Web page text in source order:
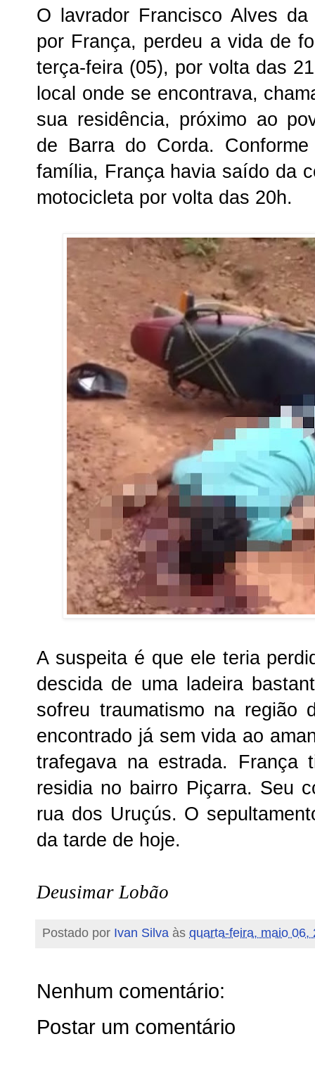
O lavrador Francisco Alves
por França, perdeu a vida de
terça-feira (05), por volta das
local onde se encontrava,
sua residência, próximo ao
de Barra do Corda.
família, França havia saído da
motocicleta por volta das 20h.
A suspeita é que ele teria
descida de uma ladeira
sofreu traumatismo na
encontrado já sem vida ao
trafegava na estrada. França
residia no bairro Piçarra. Seu
rua dos Uruçús. O
da tarde de hoje.
Deusimar Lobão
Postado por Ivan Silva às quarta-feira, maio 06,
Nenhum comentário:
Postar um comentário